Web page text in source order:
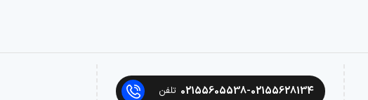
02155605538-02155628134 تلفن